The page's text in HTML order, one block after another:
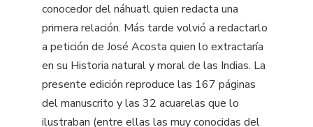
conocedor del náhuatl quien redacta una
primera relación. Más tarde volvió a redactarlo
a petición de José Acosta quien lo extractaría
en su Historia natural y moral de las Indias. La
presente edición reproduce las 167 páginas
del manuscrito y las 32 acuarelas que lo
ilustraban (entre ellas las muy conocidas del